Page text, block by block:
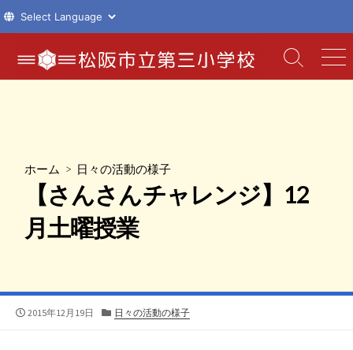
テ
検
索
メ
ニ
ホーム > 日々の活動の様子
【さんさんチャレンジ】12
月土曜授業
公
2015年12月19日
カ
日々の活動の様子